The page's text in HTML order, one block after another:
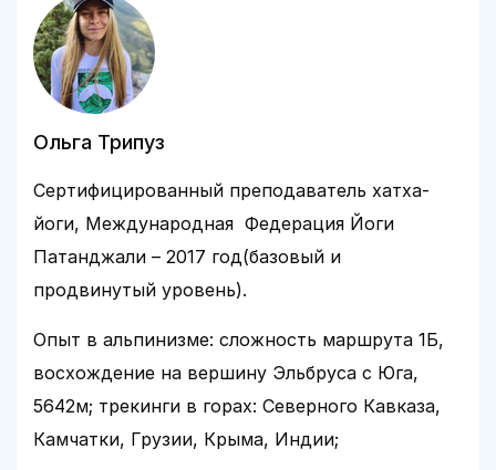
Ольга Трипуз
Сертифицированный преподаватель хатха-
йоги, Международная Федерация Йоги
Патанджали – 2017 год(базовый и
продвинутый уровень).
Опыт в альпинизме: сложность маршрута 1Б,
восхождение на вершину Эльбруса с Юга,
5642м; трекинги в горах: Северного Кавказа,
Камчатки, Грузии, Крыма, Индии;